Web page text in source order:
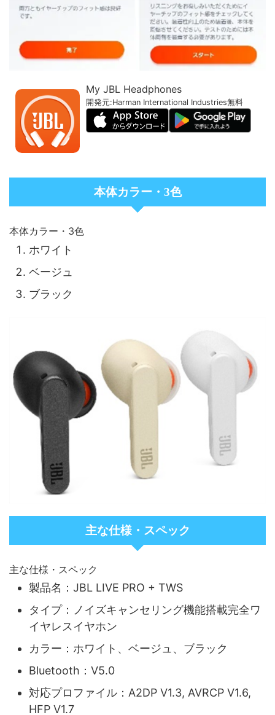
My JBL Headphones
開発元:Harman International Industries無料
本体カラー・3色
本体カラー・3色
ホワイト
ベージュ
ブラック
主な仕様・スペック
主な仕様・スペック
製品名：JBL LIVE PRO + TWS
タイプ：ノイズキャンセリング機能搭載完全ワ
イヤレスイヤホン
カラー：ホワイト、ベージュ、ブラック
Bluetooth：V5.0
対応プロファイル：A2DP V1.3, AVRCP V1.6,
HFP V1.7